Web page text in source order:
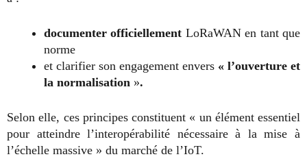
documenter officiellement LoRaWAN en tant que
norme
et clarifier son engagement envers « l’ouverture et
la normalisation ».
Selon elle, ces principes constituent « un élément essentiel
pour atteindre l’interopérabilité nécessaire à la mise à
l’échelle massive » du marché de l’IoT.